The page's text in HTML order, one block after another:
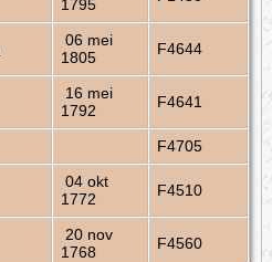
1795
06 mei
1805
F4644
16 mei
1792
F4641
F4705
04 okt
1772
F4510
20 nov
1768
F4560